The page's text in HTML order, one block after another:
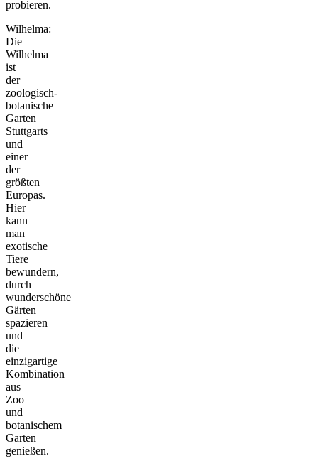
probieren.
Wilhelma:
Die
Wilhelma
ist
der
zoologisch-
botanische
Garten
Stuttgarts
und
einer
der
größten
Europas.
Hier
kann
man
exotische
Tiere
bewundern,
durch
wunderschöne
Gärten
spazieren
und
die
einzigartige
Kombination
aus
Zoo
und
botanischem
Garten
genießen.